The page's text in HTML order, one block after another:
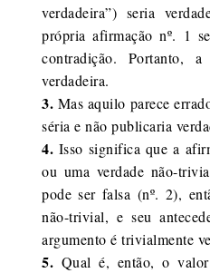
verdadeira”) seria
própria afirmação nº. 1
contradição. Portanto,
verdadeira.
3. Mas aquilo parece
séria e não publicaria
4. Isso significa que a
ou uma verdade não-
pode ser falsa (nº. 2),
não-trivial, e seu
argumento é trivialmente
5. Qual é, então, o valor